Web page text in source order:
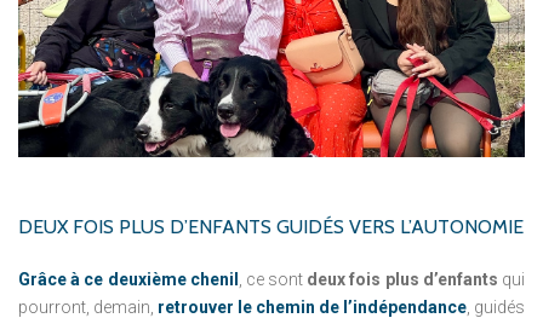
DEUX FOIS PLUS D’ENFANTS GUIDÉS VERS L’AUTONOMIE
Grâce à ce deuxième chenil , ce sont deux fois plus d’enfants qui
pourront, demain, retrouver le chemin de l’indépendance , guidés